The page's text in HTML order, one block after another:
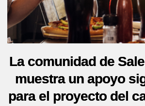
La comunidad de
muestra un apoyo
para el proyecto del